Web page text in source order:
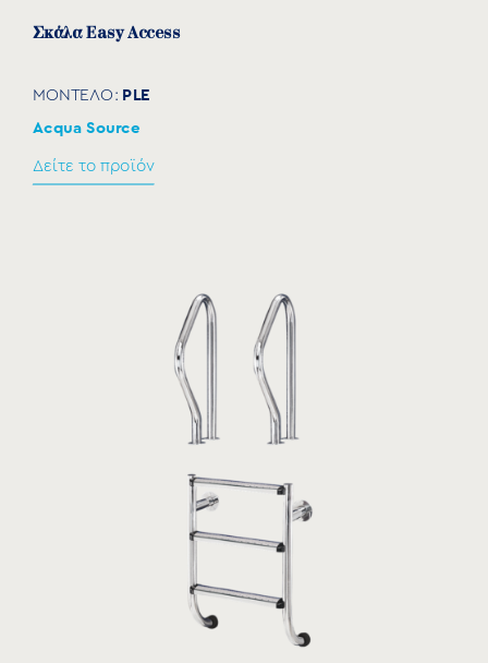
Σκάλα Easy Access
ΜΟΝΤΕΛΟ: PLE
Acqua Source
Δείτε το προϊόν